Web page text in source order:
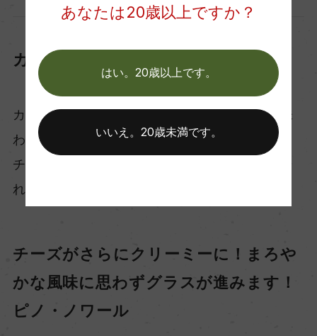
カマンベールに合う！
カマンベールはクリーミーな美味しさが人気。味
わいは本格的なのに手頃に買えるのも魅力。
チーズの表皮にほんのり苦味があるのですが、そ
れともバッチリ合うのがこのワイン！
チーズがさらにクリーミーに！まろや
かな風味に思わずグラスが進みます！
ピノ・ノワール
あなたは20歳以上ですか？
はい。20歳以上です。
いいえ。20歳未満です。